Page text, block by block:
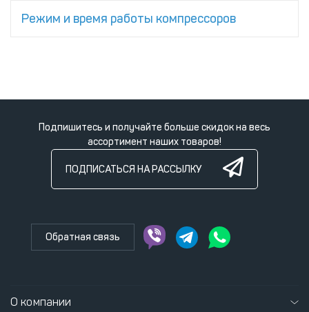
Режим и время работы компрессоров
Подпишитесь и получайте больше скидок на весь
ассортимент наших товаров!
ПОДПИСАТЬСЯ НА РАССЫЛКУ
Обратная связь
О компании